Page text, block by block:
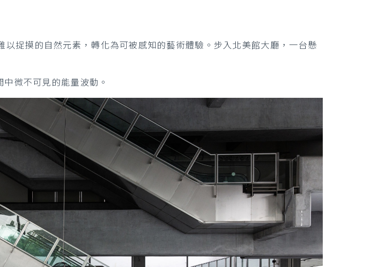
捉摸的自然元素，轉化為可被感知的藝術體驗。步入北美館大廳，一台懸
微不可見的能量波動。